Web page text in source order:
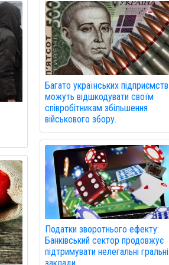
Багато українських
можуть відшкодувати своїм
співробітникам збільшення
військового збору.
Податки зворотнього ефекту:
Банківський сектор продовжує
підтримувати нелегальні гральні
заклади.